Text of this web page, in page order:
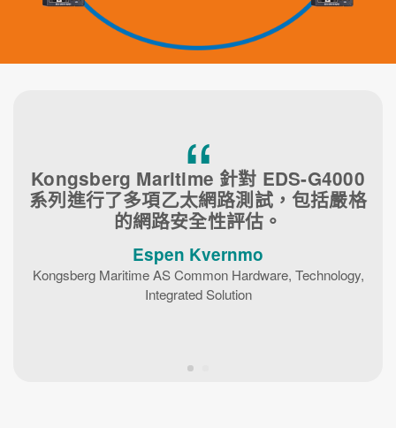
“
Kongsberg Maritime 針對 EDS-G4000
系列進行了多項乙太網路測試，包括嚴格
的網路安全性評估。
Espen Kvernmo
Kongsberg Maritime AS Common Hardware, Technology,
Integrated Solution